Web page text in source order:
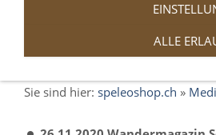
Medien &
Sie sind hier: speleoshop.ch »
ALLE